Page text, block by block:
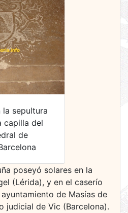
la sepultura
capilla del
de
poseyó solares en la
(Lérida), y en el caserío
de Masías de
judicial de Vic (Barcelona).